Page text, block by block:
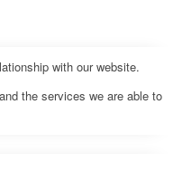
with our website.
the services we are able to